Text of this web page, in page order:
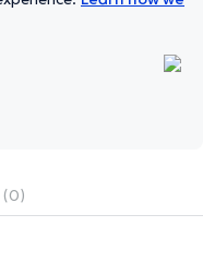
(0)